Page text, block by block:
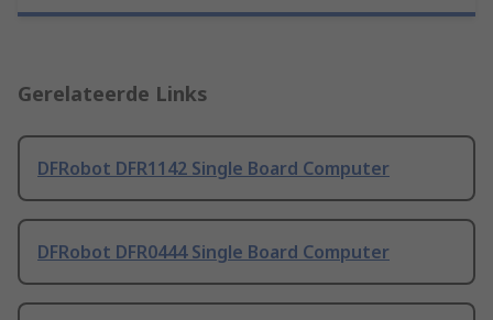
Gerelateerde Links
DFRobot DFR1142 Single Board Computer
DFRobot DFR0444 Single Board Computer